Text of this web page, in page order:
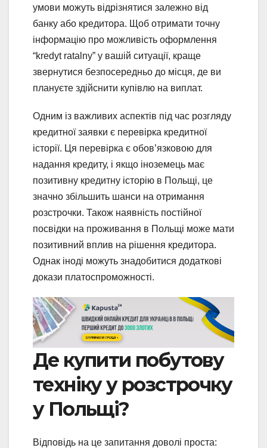
умови можуть відрізнятися залежно від
банку або кредитора. Щоб отримати точну
інформацію про можливість оформлення
“kredyt ratalny” у вашій ситуації, краще
звернутися безпосередньо до місця, де ви
плануєте здійснити купівлю на виплат.
Одним із важливих аспектів під час розгляду
кредитної заявки є перевірка кредитної
історії. Ця перевірка є обов’язковою для
надання кредиту, і якщо іноземець має
позитивну кредитну історію в Польщі, це
значно збільшить шанси на отримання
розстрочки. Також наявність постійної
посвідки на проживання в Польщі може мати
позитивний вплив на рішення кредитора.
Однак іноді можуть знадобитися додаткові
докази платоспроможності.
Де купити побутову
техніку у розстрочку
у Польщі?
Відповідь на це запитання доволі проста: